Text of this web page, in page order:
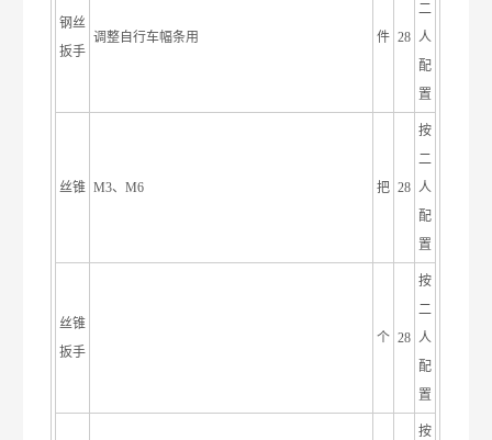
钢丝
扳手
调整自行车幅条用 件 28
二
人
配
置
丝锥 M3、M6 把 28
按
二
人
配
置
丝锥
扳手
个 28
按
二
人
配
置
按